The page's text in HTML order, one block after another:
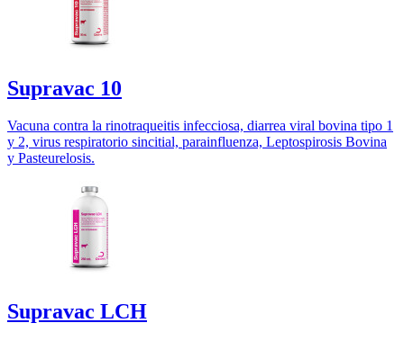
Supravac 10
Vacuna contra la rinotraqueitis infecciosa, diarrea viral bovina tipo 1
y 2, virus respiratorio sincitial, parainfluenza, Leptospirosis Bovina
y Pasteurelosis.
Supravac LCH